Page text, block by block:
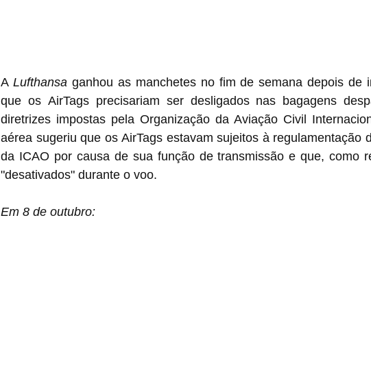
A Lufthansa ganhou as manchetes no fim de semana depois de
que os ‌AirTags‌ precisariam ser desligados nas bagagens despachadas por causa das
diretrizes impostas pela Organização da Aviação Civil
aérea sugeriu que os ‌AirTags‌ estavam sujeitos à regulamentação de mercadorias perigosas
da ICAO por causa de sua função de transmissão e que, como
"desativados" durante o voo.
Em 8 de outubro: